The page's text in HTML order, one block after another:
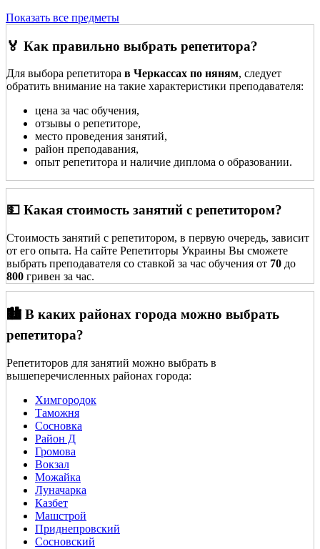
Показать все предметы
🏅 Как правильно выбрать репетитора?
Для выбора репетитора в Черкассах по няням, следует
обратить внимание на такие характеристики преподавателя:
цена за час обучения,
отзывы о репетиторе,
место проведения занятий,
район преподавания,
опыт репетитора и наличие диплома о образовании.
💵 Какая стоимость занятий с репетитором?
Стоимость занятий с репетитором, в первую очередь, зависит
от его опыта. На сайте Репетиторы Украины Вы сможете
выбрать преподавателя со ставкой за час обучения от 70 до
800 гривен за час.
🏙️ В каких районах города можно выбрать
репетитора?
Репетиторов для занятий можно выбрать в
вышеперечисленных районах города:
Химгородок
Таможня
Сосновка
Район Д
Громова
Вокзал
Можайка
Луначарка
Казбет
Машстрой
Приднепровский
Сосновский